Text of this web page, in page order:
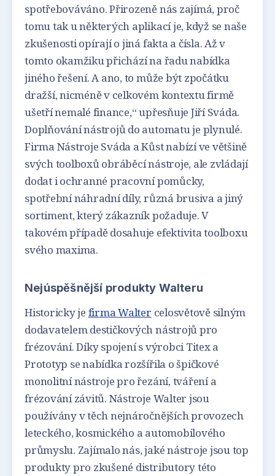
spotřebováváno. Přirozeně nás zajímá, proč
tomu tak u některých aplikací je, když se naše
zkušenosti opírají o jiná fakta a čísla. Až v
tomto okamžiku přichází na řadu nabídka
jiného řešení. A ano, to může být zpočátku
dražší, nicméně v celkovém kontextu firmě
ušetří nemalé finance,“ upřesňuje Jiří Sváda.
Doplňování nástrojů do automatu je plynulé.
Firma Nástroje Sváda a Kůst nabízí ve většině
svých toolboxů obráběcí nástroje, ale zvládají
dodat i ochranné pracovní pomůcky,
spotřební náhradní díly, různá brusiva a jiný
sortiment, který zákazník požaduje. V
takovém případě dosahuje efektivita toolboxu
svého maxima.
Nejúspěšnější produkty Walteru
Historicky je firma Walter celosvětově silným
dodavatelem destičkových nástrojů pro
frézování. Díky spojení s výrobci Titex a
Prototyp se nabídka rozšířila o špičkové
monolitní nástroje pro řezání, tváření a
frézování závitů. Nástroje Walter jsou
používány v těch nejnáročnějších provozech
leteckého, kosmického a automobilového
průmyslu. Zajímalo nás, jaké nástroje jsou top
produkty pro zkušené distributory této